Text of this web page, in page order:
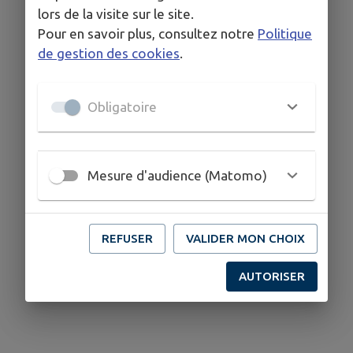
lors de la visite sur le site.
Pour en savoir plus, consultez notre Politique
de gestion des cookies
Obligatoire
Mesure d'audience (Matomo)
REFUSER VALIDER MON CHOIX
AUTORISER